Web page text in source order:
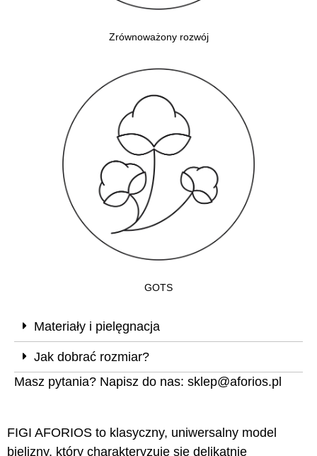
Zrównoważony rozwój
GOTS
Materiały i pielęgnacja
Jak dobrać rozmiar?
Masz pytania? Napisz do nas: sklep@aforios.pl
FIGI AFORIOS to klasyczny, uniwersalny model
bielizny, który charakteryzuje się delikatnie